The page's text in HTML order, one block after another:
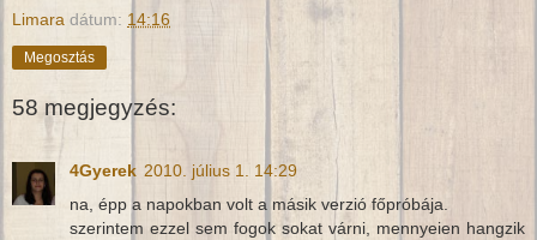
Limara dátum: 14:16
Megosztás
58 megjegyzés:
4Gyerek 2010. július 1. 14:29
na, épp a napokban volt a másik verzió főpróbája.
szerintem ezzel sem fogok sokat várni, mennyeien hangzik